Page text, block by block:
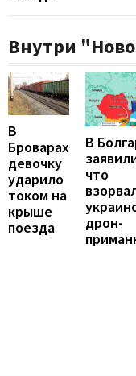
Внутри
В
Броварах
девочку
ударило
током на
крыше
поезда
В
что
дрон-